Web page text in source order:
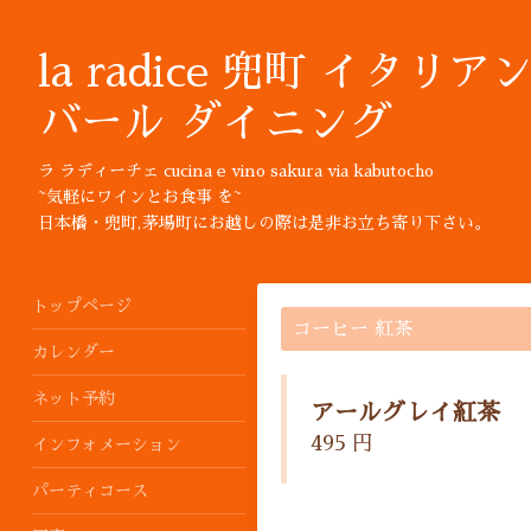
la radice 兜町 イタリア
バール ダイニング
ラ ラディーチェ cucina e vino sakura via kabutocho
~気軽にワインとお食事 を~
日本橋・兜町,茅場町にお越しの際は是非お立ち寄り下さい。
コーヒー 紅茶
アールグレイ紅茶
495 円
トップページ
カレンダー
ネット予約
インフォメーション
パーティコース